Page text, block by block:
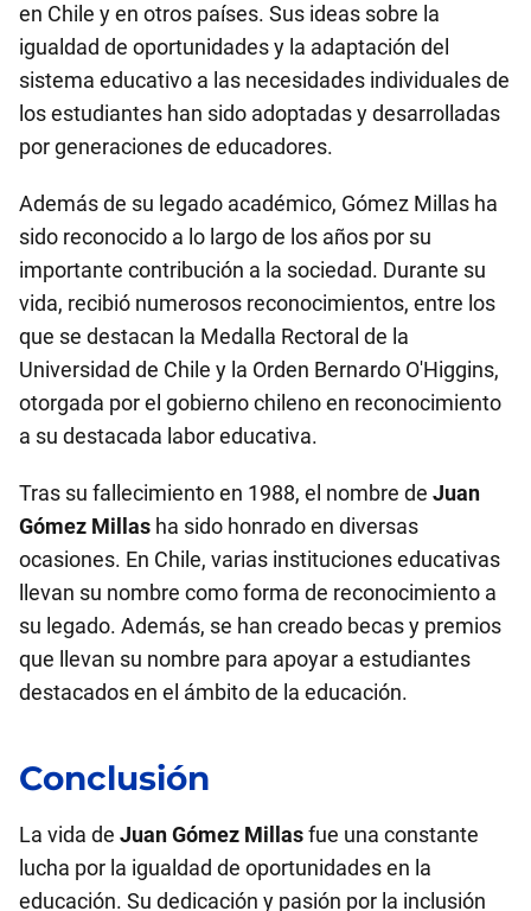
en Chile y en otros países. Sus ideas sobre la
igualdad de oportunidades y la adaptación del
sistema educativo a las necesidades individuales de
los estudiantes han sido adoptadas y desarrolladas
por generaciones de educadores.
Además de su legado académico, Gómez Millas ha
sido reconocido a lo largo de los años por su
importante contribución a la sociedad. Durante su
vida, recibió numerosos reconocimientos, entre los
que se destacan la Medalla Rectoral de la
Universidad de Chile y la Orden Bernardo O'Higgins,
otorgada por el gobierno chileno en reconocimiento
a su destacada labor educativa.
Tras su fallecimiento en 1988, el nombre de Juan
Gómez Millas ha sido honrado en diversas
ocasiones. En Chile, varias instituciones educativas
llevan su nombre como forma de reconocimiento a
su legado. Además, se han creado becas y premios
que llevan su nombre para apoyar a estudiantes
destacados en el ámbito de la educación.
Conclusión
La vida de Juan Gómez Millasfue una constante
lucha por la igualdad de oportunidades en la
educación. Su dedicación y pasión por la inclusión